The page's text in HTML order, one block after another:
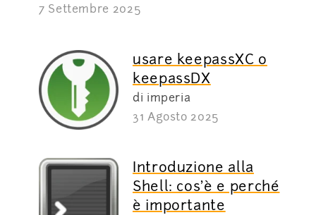
7 Settembre 2025
usare keepassXC o
keepassDX
di imperia
31 Agosto 2025
Introduzione alla
Shell: cos’è e perché
è importante